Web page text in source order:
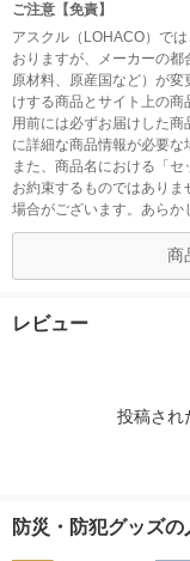
ご注意【免責】
アスクル（LOHACO）で
おりますが、メーカーの都
原材料、原産国など）が
けする商品とサイト上の
用前には必ずお届けした
に詳細な商品情報が必要な
また、商品名における「
お約束するものではあり
場合がございます。あらか
商
レビュー
投稿され
防災・防犯グッズ